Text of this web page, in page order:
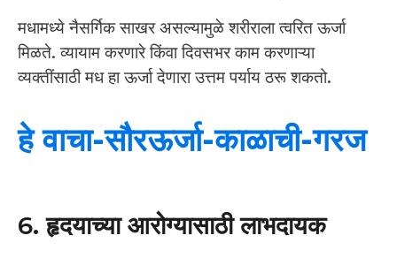
मधामध्ये नैसर्गिक साखर असल्यामुळे शरीराला त्वरित ऊर्जा
मिळते. व्यायाम करणारे किंवा दिवसभर काम करणाऱ्या
व्यक्तींसाठी मध हा ऊर्जा देणारा उत्तम पर्याय ठरू शकतो.
हे वाचा-सौरऊर्जा-काळाची-गरज
6. हृदयाच्या आरोग्यासाठी लाभदायक